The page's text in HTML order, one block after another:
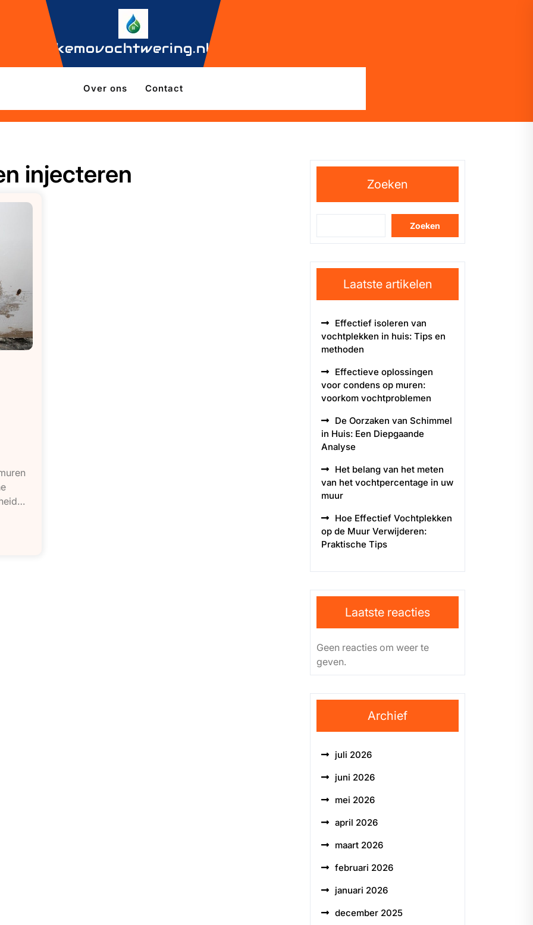
kemovochtwering.nl
Over ons Contact
injecteren Zoeken
Zoeken
Laatste artikelen
Effectief isoleren van
vochtplekken in huis: Tips en
methoden
Effectieve oplossingen
voor condens op muren:
voorkom vochtproblemen
De Oorzaken van Schimmel
in Huis: Een Diepgaande
Analyse
Het belang van het meten
van het vochtpercentage in uw
muur
Hoe Effectief Vochtplekken
op de Muur Verwijderen:
Praktische Tips
Laatste reacties
Geen reacties om weer te
geven.
Archief
juli 2026
juni 2026
mei 2026
april 2026
maart 2026
februari 2026
januari 2026
december 2025